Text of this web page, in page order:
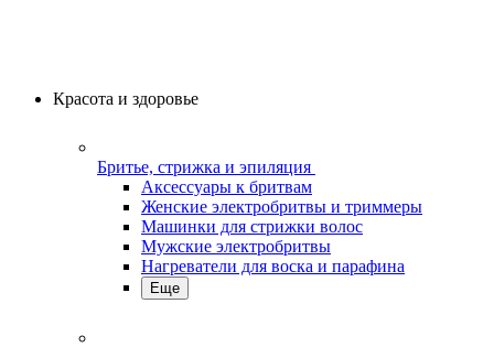
Красота и здоровье
Бритье, стрижка и эпиляция
Аксессуары к бритвам
Женские электробритвы и триммеры
Машинки для стрижки волос
Мужские электробритвы
Нагреватели для воска и парафина
Еще